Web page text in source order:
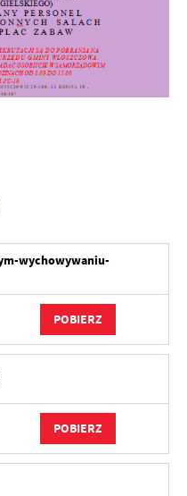
wychowywaniu-
POBIERZ
POBIERZ